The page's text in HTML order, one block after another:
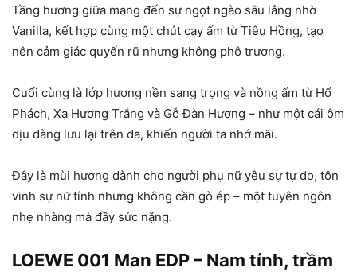
Tầng hương giữa mang đến sự ngọt ngào sâu lắng nhờ
Vanilla, kết hợp cùng một chút cay ấm từ Tiêu Hồng, tạo
nên cảm giác quyến rũ nhưng không phô trương.
Cuối cùng là lớp hương nền sang trọng và nồng ấm từ Hổ
Phách, Xạ Hương Trắng và Gỗ Đàn Hương – như một cái ôm
dịu dàng lưu lại trên da, khiến người ta nhớ mãi.
Đây là mùi hương dành cho người phụ nữ yêu sự tự do, tôn
vinh sự nữ tính nhưng không cần gò ép – một tuyên ngôn
nhẹ nhàng mà đầy sức nặng.
LOEWE 001 Man EDP – Nam tính, trầm